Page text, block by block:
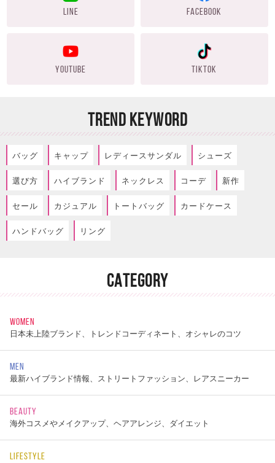
LINE FACEBOOK
YOUTUBE TIKTOK
TREND KEYWORD
バッグ キャップ レディースサンダル シューズ
選び方 ハイブランド ネックレス コーデ 新作
セール カジュアル トートバッグ カードケース
ハンドバッグ リング
CATEGORY
WOMEN
日本未上陸ブランド、トレンドコーディネート、オシャレのコツ
MEN
最新ハイブランド情報、ストリートファッション、レアスニーカー
BEAUTY
海外コスメやメイクアップ、ヘアアレンジ、ダイエット
LIFESTYLE